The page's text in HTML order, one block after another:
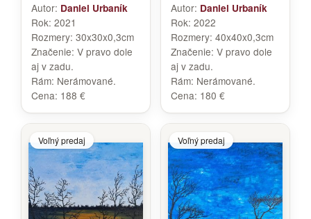
Autor: Daniel Urbaník
Rok: 2021
Rozmery: 30x30x0,3cm
Značenie: V pravo dole
aj v zadu.
Rám: Nerámované.
Cena: 188 €
Autor: Daniel Urbaník
Rok: 2022
Rozmery: 40x40x0,3cm
Značenie: V pravo dole
aj v zadu.
Rám: Nerámované.
Cena: 180 €
Voľný predaj Voľný predaj